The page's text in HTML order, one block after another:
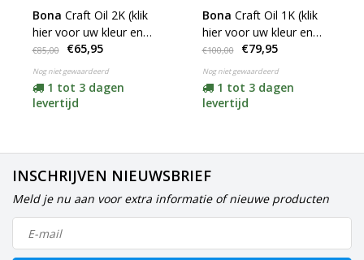
Bona Craft Oil 2K (klik
hier voor uw kleur en
inhoud)
€85,00 €65,95
Nog niet gewaardeerd
1 tot 3 dagen
levertijd
Bona Craft Oil 1K (klik
hier voor uw kleur en
inhoud)
€100,00 €79,95
Nog niet gewaardeerd
1 tot 3 dagen
levertijd
INSCHRIJVEN NIEUWSBRIEF
Meld je nu aan voor extra informatie of nieuwe producten